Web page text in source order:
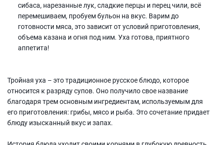
сибаса, нарезанные лук, сладкие перцы и перец чили, всё
перемешиваем, пробуем бульон на вкус. Варим до
готовности мяса, это зависит от условий приготовления,
объема казана и огня под ним. Уха готова, приятного
аппетита!
Тройная уха – это традиционное русское блюдо, которое
относится к разряду супов. Оно получило свое название
благодаря трем основным ингредиентам, используемым для
его приготовления: грибы, мясо и рыба. Это сочетание придает
блюду изысканный вкус и запах.